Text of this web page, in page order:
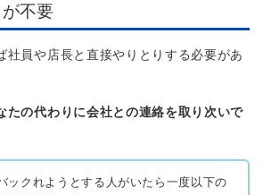
不要
社員や店長と直接やりとりする必要があ
たの代わりに会社との連絡を取り次いで
ックれようとする人がいたら一度以下の